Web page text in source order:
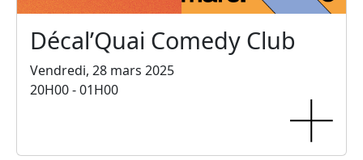
Décal’Quai Comedy Club
Vendredi, 28 mars 2025
20H00 - 01H00